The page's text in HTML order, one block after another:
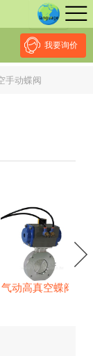
Unsafe
我要询价
手动蝶阀
气动高真空蝶阀